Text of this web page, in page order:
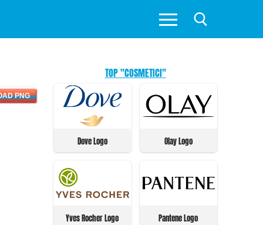
PNG
TOP "COSMETICI"
Dove Logo Olay Logo
Yves Rocher Logo Pantene Logo